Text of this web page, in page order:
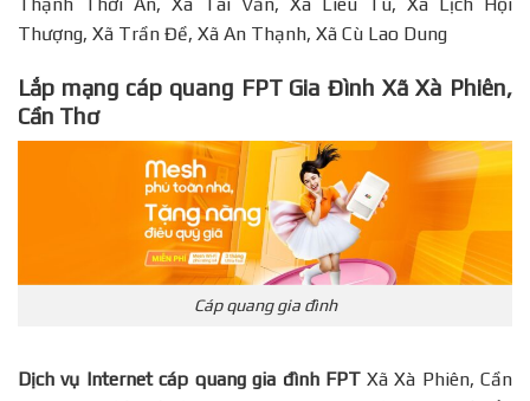
Thượng, Xã Trần Đề, Xã An Thạnh, Xã Cù Lao Dung
Lắp mạng cáp quang FPT Gia Đình Xã Xà Phiên,
Cần Thơ
Cáp quang gia đình
Dịch vụ Internet cáp quang gia đình FPTXã Xà Phiên, Cần